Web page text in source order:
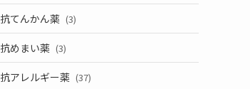
抗てんかん薬 (3)
抗めまい薬 (3)
抗アレルギー薬 (37)